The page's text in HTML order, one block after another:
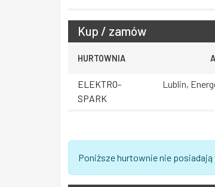
Kup / zamów
HURTOWNIA
ELEKTRO-
SPARK
Lublin,
Poniższe hurtownie nie